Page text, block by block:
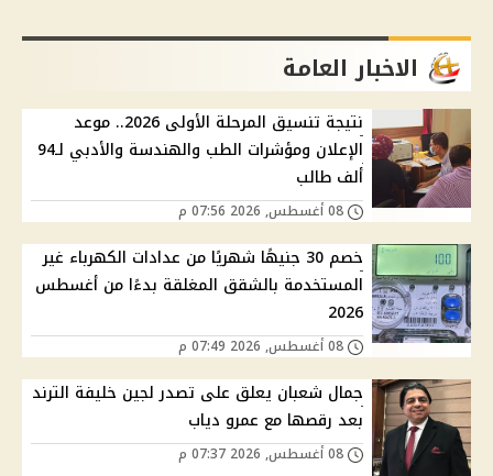
الاخبار العامة
نتيجة تنسيق المرحلة الأولى 2026.. موعد
الإعلان ومؤشرات الطب والهندسة والأدبي لـ94
ألف طالب
خصم 30 جنيهًا شهريًا من عدادات الكهرباء غير
المستخدمة بالشقق المغلقة بدءًا من أغسطس
2026
جمال شعبان يعلق على تصدر لجين خليفة الترند
بعد رقصها مع عمرو دياب